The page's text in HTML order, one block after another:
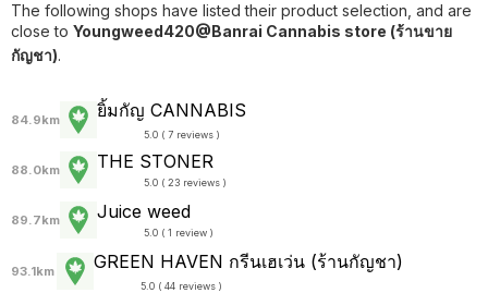
The following shops have listed their product selection, and are
close to Youngweed420@Banrai Cannabis store (ร้านขาย
กัญชา).
84.9km ยิ้มกัญ CANNABIS
5.0 ( 7 reviews )
88.0km THE STONER
5.0 ( 23 reviews )
89.7km Juice weed
5.0 ( 1 review )
93.1km GREEN HAVEN กรีนเฮเว่น (ร้านกัญชา)
5.0 ( 44 reviews )